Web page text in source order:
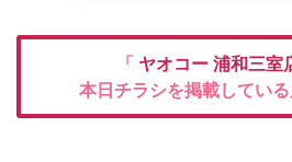
「 ヤオコー 浦和三室
本日チラシを掲載してい